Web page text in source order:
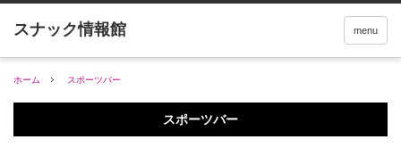
menu
ホーム スポーツバー
スポーツバー